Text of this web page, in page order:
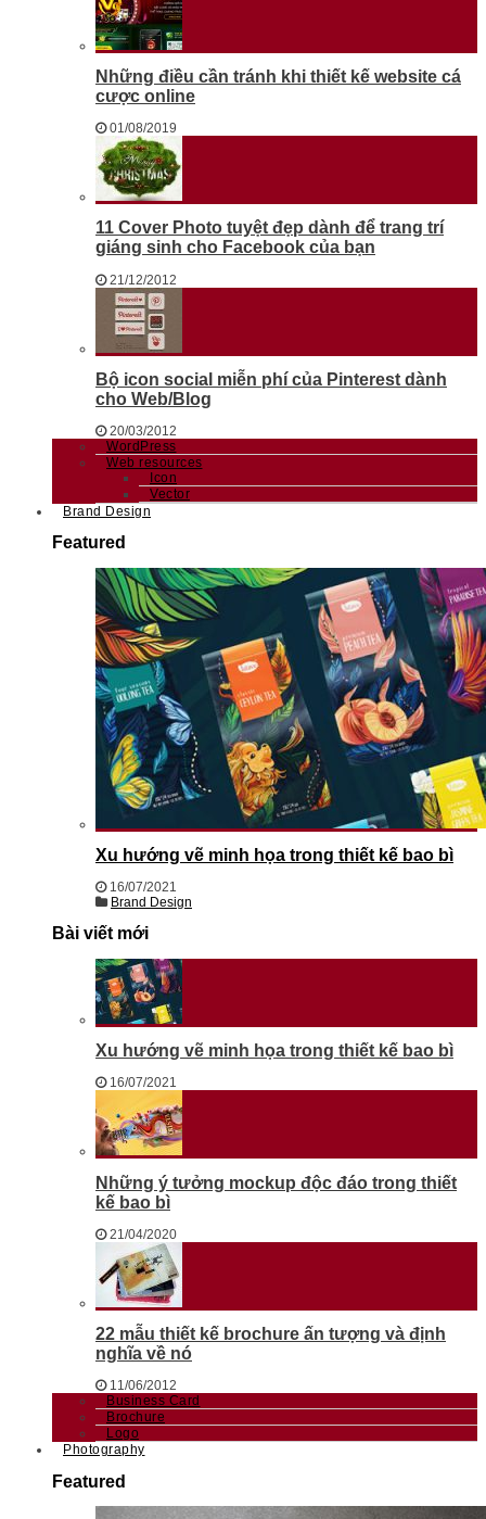
Những điều cần tránh khi thiết kế website cá
cược online
01/08/2019
11 Cover Photo tuyệt đẹp dành để trang trí
giáng sinh cho Facebook của bạn
21/12/2012
Bộ icon social miễn phí của Pinterest dành
cho Web/Blog
20/03/2012
WordPress
Web resources
Icon
Vector
Brand Design
Featured
Xu hướng vẽ minh họa trong thiết kế bao bì
16/07/2021
Brand Design
Bài viết mới
Xu hướng vẽ minh họa trong thiết kế bao bì
16/07/2021
Những ý tưởng mockup độc đáo trong thiết
kế bao bì
21/04/2020
22 mẫu thiết kế brochure ấn tượng và định
nghĩa về nó
11/06/2012
Business Card
Brochure
Logo
Photography
Featured